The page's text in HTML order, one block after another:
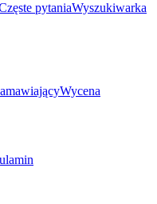
pytaniaWyszukiwarka
Wycena